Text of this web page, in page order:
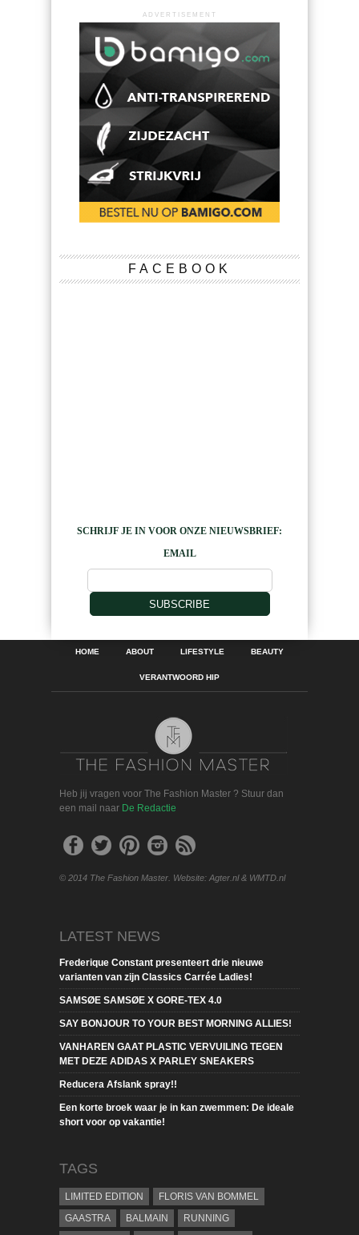
ADVERTISEMENT
FACEBOOK
SCHRIJF JE IN VOOR ONZE NIEUWSBRIEF:
EMAIL
SUBSCRIBE
HOME ABOUT LIFESTYLE BEAUTY
VERANTWOORD HIP
Heb jij vragen voor The Fashion Master ? Stuur dan
een mail naar De Redactie
© 2014 The Fashion Master. Website: Agter.nl & WMTD.nl
LATEST NEWS
Frederique Constant presenteert drie nieuwe
varianten van zijn Classics Carrée Ladies!
SAMSØE SAMSØE X GORE-TEX 4.0
SAY BONJOUR TO YOUR BEST MORNING ALLIES!
VANHAREN GAAT PLASTIC VERVUILING TEGEN
MET DEZE ADIDAS X PARLEY SNEAKERS
Reducera Afslank spray!!
Een korte broek waar je in kan zwemmen: De ideale
short voor op vakantie!
TAGS
LIMITED EDITION
FLORIS VAN BOMMEL
GAASTRA
BALMAIN
RUNNING